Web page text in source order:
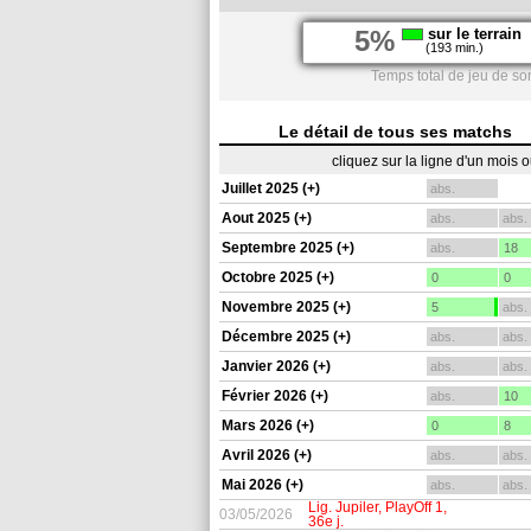
5% sur le terrain
(193 min.)
Temps total de jeu de
Le détail de tous ses matchs
cliquez sur la ligne d'un mois
Juillet 2025 (+)
abs.
Aout 2025 (+) abs. abs.
Septembre 2025 (+) abs. 18
Octobre 2025 (+) 0 0
Novembre 2025 (+) 5 abs.
Décembre 2025 (+) abs. abs.
Janvier 2026 (+) abs. abs.
Février 2026 (+) abs. 10
Mars 2026 (+) 0 8
Avril 2026 (+) abs. abs.
Mai 2026 (+) abs. abs.
03/05/2026
Lig. Jupiler, PlayOff 1,
36e j.